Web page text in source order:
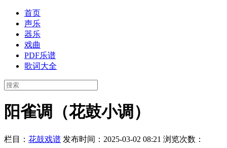
首页
声乐
器乐
戏曲
PDF乐谱
歌词大全
阳雀调（花鼓小调）
栏目： 花鼓戏谱 发布时间：2025-03-02 08:21 浏览次数：